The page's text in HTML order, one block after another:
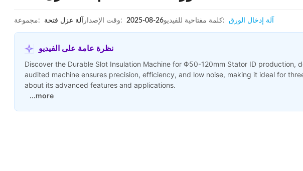
مجموعة: آلة عزل فتحة وقت الإصدار: 2025-08-26 كلمة مفتاحية للفيديو: آلة إدخال الورق
نظرة عامة على الفيديو
Discover the Durable Slot Insulation Machine for Φ50-120mm Stator ID production,
audited machine ensures precision, efficiency, and low noise, making it ideal for
about its advanced features and applications.
...more